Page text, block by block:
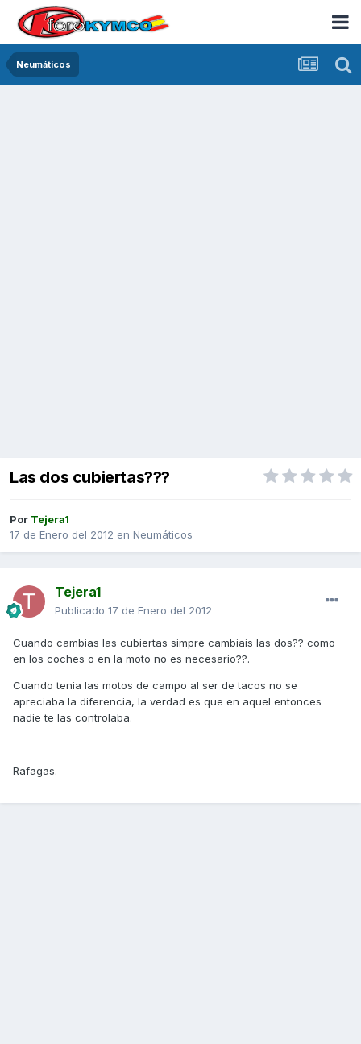
Neumáticos
Las dos cubiertas???
Por Tejera1
17 de Enero del 2012 en Neumáticos
Tejera1
Publicado 17 de Enero del 2012
Cuando cambias las cubiertas simpre cambiais las dos?? como
en los coches o en la moto no es necesario??.
Cuando tenia las motos de campo al ser de tacos no se
apreciaba la diferencia, la verdad es que en aquel entonces
nadie te las controlaba.
Rafagas.